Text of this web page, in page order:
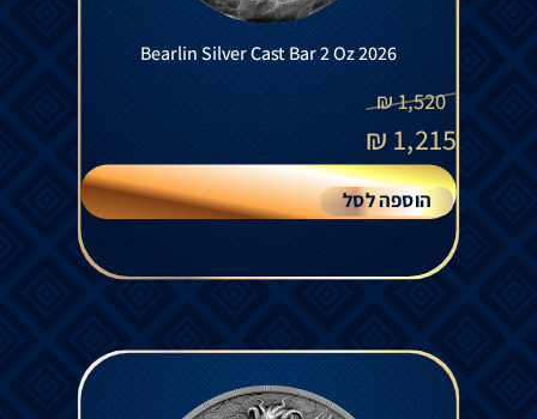
Bearlin Silver Cast Bar 2 Oz 2026
1,520
₪
1,215
₪
הוספה לסל